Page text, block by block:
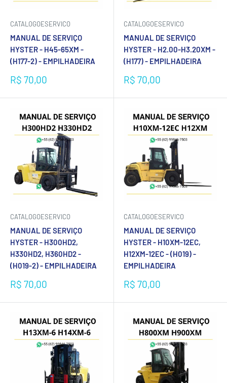
CATALOGOESERVICO
MANUAL DE SERVIÇO
HYSTER - H45-65XM -
(H177-2) - EMPILHADEIRA
Preço
promocional
R$ 70,00
CATALOGOESERVICO
MANUAL DE SERVIÇO
HYSTER - H2.00-H3.20XM -
(H177) - EMPILHADEIRA
Preço
promocional
R$ 70,00
CATALOGOESERVICO
MANUAL DE SERVIÇO
HYSTER - H300HD2,
H330HD2, H360HD2 -
(H019-2) - EMPILHADEIRA
Preço
promocional
R$ 70,00
CATALOGOESERVICO
MANUAL DE SERVIÇO
HYSTER - H10XM-12EC,
H12XM-12EC - (H019) -
EMPILHADEIRA
Preço
promocional
R$ 70,00